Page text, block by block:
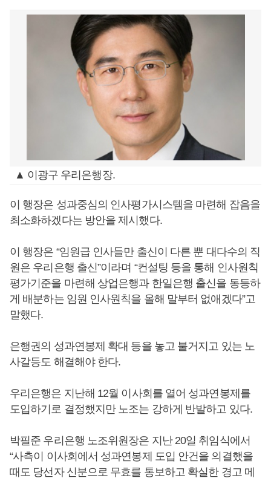
▲ 이광구 우리은행장.
이 행장은 성과중심의 인사평가시스템을 마련해 잡음을
최소화하겠다는 방안을 제시했다.
이 행장은 “임원급 인사들만 출신이 다른 뿐 대다수의 직
원은 우리은행 출신”이라며 “컨설팅 등을 통해 인사원칙
평가기준을 마련해 상업은행과 한일은행 출신을 동등하
게 배분하는 임원 인사원칙을 올해 말부터 없애겠다”고
말했다.
은행권의 성과연봉제 확대 등을 놓고 불거지고 있는 노
사갈등도 해결해야 한다.
우리은행은 지난해 12월 이사회를 열어 성과연봉제를
도입하기로 결정했지만 노조는 강하게 반발하고 있다.
박필준 우리은행 노조위원장은 지난 20일 취임식에서
“사측이 이사회에서 성과연봉제 도입 안건을 의결했을
때도 당선자 신분으로 무효를 통보하고 확실한 경고 메